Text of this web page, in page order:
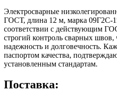
Электросварные
ГОСТ, длина 12 м, марка 09Г2С-
соответствии с действующим
строгий контроль сварных
надежность и долговечность.
паспортом качества,
установленным стандартам.
Поставка: